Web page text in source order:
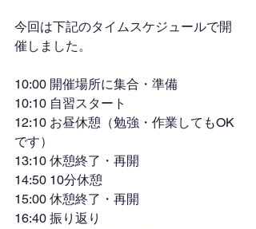
今回は下記のタイムスケジュールで開
催しました。
10:00 開催場所に集合・準備
10:10 自習スタート
12:10 お昼休憩（勉強・作業してもOK
です）
13:10 休憩終了・再開
14:50 10分休憩
15:00 休憩終了・再開
16:40 振り返り